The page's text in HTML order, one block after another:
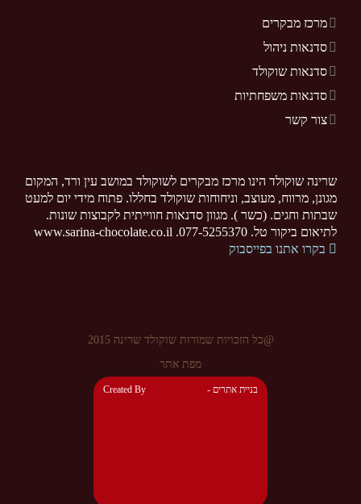
מרכז מבקרים
סדנאות ניהול
סדנאות שוקולד
סדנאות משפחתיות
צור קשר
שרינה שוקולד הינו מרכז מבקרים לשוקולד במושב עין ורד, המקום
מגונן, מרווח, מעוצב, וניחוחות שוקולד בחללו. פתוח מידי יום למעט
שבתות וחגים. (כשר ). מגוון סדנאות חווייתית לקבוצות שונות.
לתיאום ביקור טל. 077-5255370. www.sarina-chocolate.co.il
בקרו אתנו בפייסבוק
@כל הזכויות שמורות שוקולד שרינה 2015
מפת אתר
Created By - בניית אתרים